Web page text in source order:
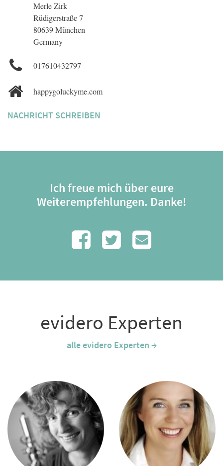
Merle Zirk
Rüdigerstraße 7
80639 München
Germany
017610432797
happygoluckyme.com
NACHRICHT SCHREIBEN
Ich freue mich über eure
Weiterempfehlungen. Danke!
evidero Experten
alle evidero Experten →